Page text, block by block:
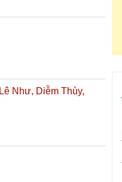
Như, Diễm Thùy,